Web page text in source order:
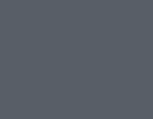
radzą